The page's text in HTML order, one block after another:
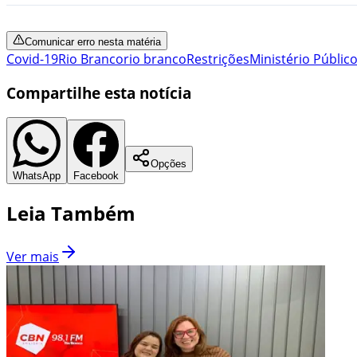
Comunicar erro nesta matéria
Covid-19Rio Brancorio brancoRestriçõesMinistério Público
Compartilhe esta notícia
WhatsApp Facebook
Opções
Leia Também
Ver mais